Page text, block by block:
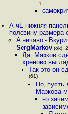
–1
А чЁ нижняя
половину размера
А ничаво -
SergMarkov(ok),
Да, Марков
хреново
Так это он
(61)
Не, пусть
Маркова
но